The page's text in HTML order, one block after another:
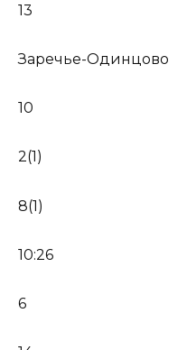
13
Заречье-Одинцово
10
2(1)
8(1)
10:26
6